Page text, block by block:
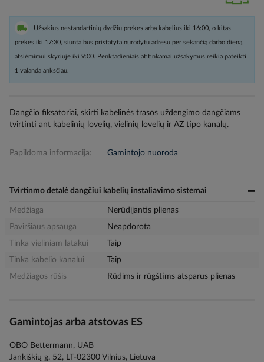
Užsakius nestandartinių dydžių prekes arba kabelius iki 16:00, o kitas
prekes iki 17:30, siunta bus pristatyta nurodytu adresu per sekančią darbo dieną,
atsiėmimui skyriuje iki 9:00. Penktadieniais atitinkamai užsakymus reikia pateikti
1 valanda anksčiau.
Dangčio fiksatoriai, skirti kabelinės trasos uždengimo dangčiams
tvirtinti ant kabelinių lovelių, vielinių lovelių ir AZ tipo kanalų.
Papildoma informacija: Gamintojo nuoroda
Tvirtinmo detalė dangčiui kabelių instaliavimo sistemai
Medžiaga
Nerūdijantis plienas
Paviršiaus apsauga
Neapdorota
Tinka vieliniam latakui
Taip
Tinka kabelio kanalui
Taip
Medžiagos rūšis
Rūdims ir rūgštims atsparus plienas
Gamintojas arba atstovas ES
OBO Bettermann, UAB
Jankiškių g. 52, LT-02300 Vilnius, Lietuva